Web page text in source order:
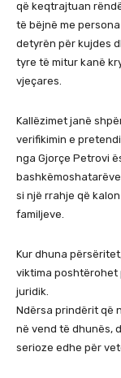
që keqtrajtuan
të bëjnë me
detyrën për kujdes
tyre të mitur kanë
vjeçares.
Kallëzimet janë
verifikimin e
nga Gjorçe Petrovi
si një rrahje që
familjeve.
Kur dhuna
viktima poshtërohet
juridik.
Ndërsa prindërit që
në vend të dhunës,
serioze edhe për